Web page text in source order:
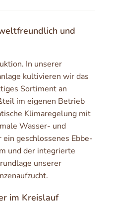
und
In unserer
kultivieren wir das
Sortiment an
im eigenen Betrieb
Klimaregelung mit
Wasser- und
geschlossenes Ebbe-
und der integrierte
unserer
im Kreislauf